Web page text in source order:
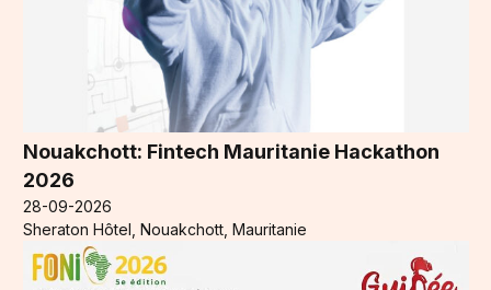
Nouakchott: Fintech Mauritanie Hackathon
2026
28-09-2026
Sheraton Hôtel, Nouakchott, Mauritanie